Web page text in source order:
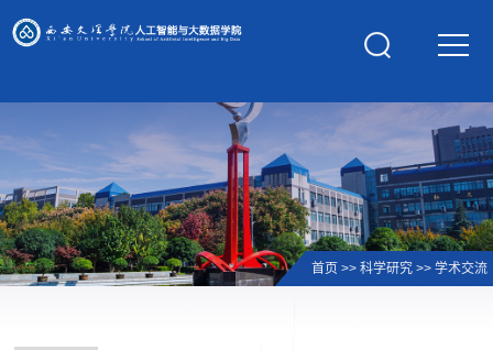
学校主页
首页 >> 科学研究 >> 学术交流